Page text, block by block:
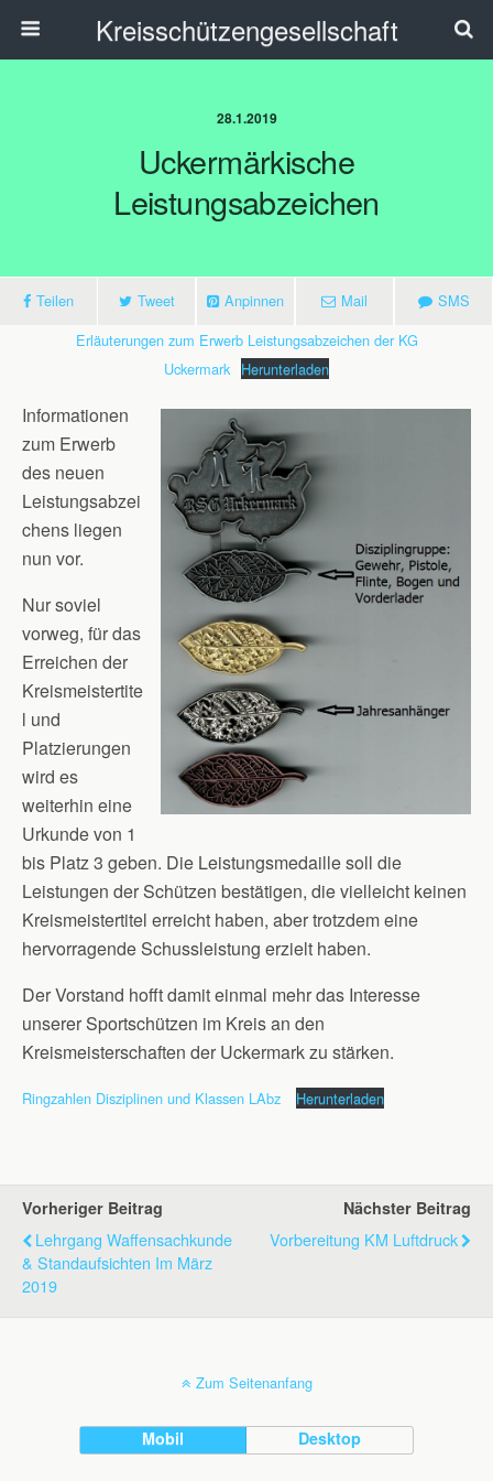
Kreisschützengesellschaft
28.1.2019
Uckermärkische
Leistungsabzeichen
Teilen Tweet Anpinnen Mail
SMS
Erläuterungen zum Erwerb Leistungsabzeichen der KG
Uckermark Herunterladen
Informationen
zum Erwerb
des neuen
Leistungsabzei
chens liegen
nun vor.
Nur soviel
vorweg, für das
Erreichen der
Kreismeistertite
l und
Platzierungen
wird es
weiterhin eine
Urkunde von 1
bis Platz 3 geben. Die Leistungsmedaille soll die
Leistungen der Schützen bestätigen, die vielleicht keinen
Kreismeistertitel erreicht haben, aber trotzdem eine
hervorragende Schussleistung erzielt haben.
Der Vorstand hofft damit einmal mehr das Interesse
unserer Sportschützen im Kreis an den
Kreismeisterschaften der Uckermark zu stärken.
Ringzahlen Disziplinen und Klassen LAbz Herunterladen
Vorheriger Beitrag
Lehrgang Waffensachkunde
& Standaufsichten Im März
2019
Nächster Beitrag
Vorbereitung KM Luftdruck
Zum Seitenanfang
Mobil Desktop